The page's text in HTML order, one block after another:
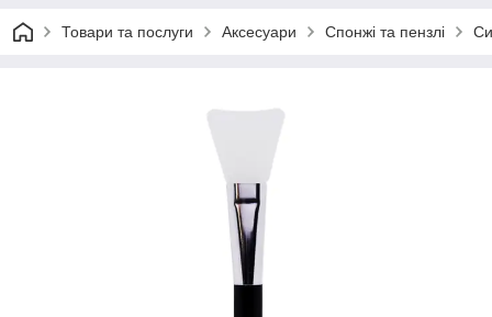
Товари та послуги Аксесуари Спонжі та пензлі